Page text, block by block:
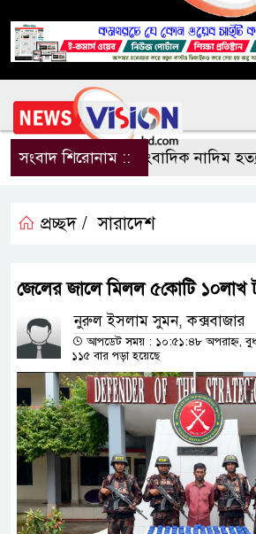
সংবাদ শিরোনাম ::সাংবাদিক নাদিম হত্যা:
প্রচ্ছদ / সারাদেশ
জেলের জালে মিলল ৫কোটি ১০লাখ
নুরুল ইসলাম সুমন, কক্সবাজার
আপডেট সময় : ১০:৫১:৪৮ অপরাহ্ন,
১১৫ বার পড়া হয়েছে